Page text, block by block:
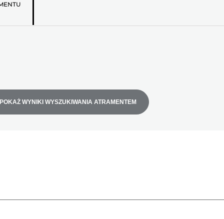
POKAŻ WYNIKI WYSZUKIWANIA ATRAMENTEM